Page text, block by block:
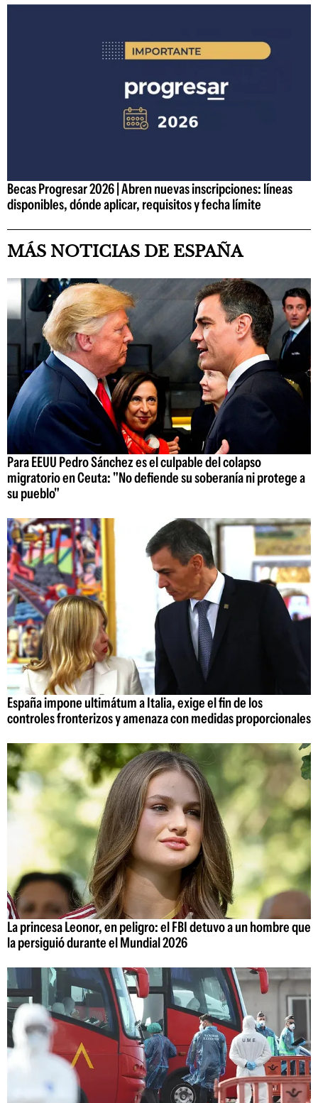
Becas Progresar 2026 | Abren nuevas inscripciones: líneas
disponibles, dónde aplicar, requisitos y fecha límite
MÁS NOTICIAS DE ESPAÑA
Para EEUU Pedro Sánchez es el culpable del colapso
migratorio en Ceuta: "No defiende su soberanía ni protege a
su pueblo"
España impone ultimátum a Italia, exige el fin de los
controles fronterizos y amenaza con medidas proporcionales
La princesa Leonor, en peligro: el FBI detuvo a un hombre que
la persiguió durante el Mundial 2026